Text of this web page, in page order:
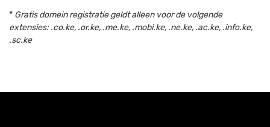
* Gratis domein registratie geldt alleen voor de volgende
extensies: .co.ke, .or.ke, .me.ke, .mobi.ke, .ne.ke, .ac.ke, .info.ke,
.sc.ke